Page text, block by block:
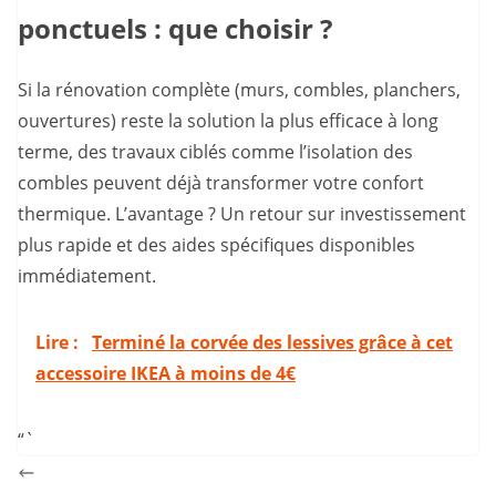
ponctuels : que choisir ?
Si la rénovation complète (murs, combles, planchers,
ouvertures) reste la solution la plus efficace à long
terme, des travaux ciblés comme l’isolation des
combles peuvent déjà transformer votre confort
thermique. L’avantage ? Un retour sur investissement
plus rapide et des aides spécifiques disponibles
immédiatement.
Lire : Terminé la corvée des lessives grâce à cet
accessoire IKEA à moins de 4€
“`